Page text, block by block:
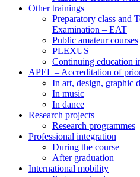
Other trainings
Preparatory class and
Examination – EAT
Public amateur courses
PLEXUS
Continuing education
APEL – Accreditation of
In art, design, graphic
In music
In dance
Research projects
Research programmes
Professional integration
During the course
After graduation
International mobility